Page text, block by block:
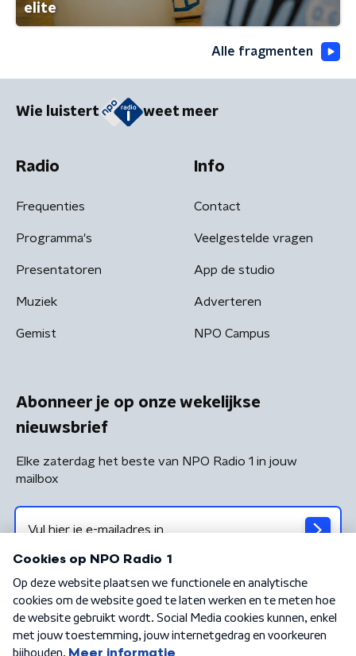
elite
Alle fragmenten
Wie luistert weet meer
Radio
Frequenties
Programma's
Presentatoren
Muziek
Gemist
Info
Contact
Veelgestelde vragen
App de studio
Adverteren
NPO Campus
Abonneer je op onze wekelijkse
nieuwsbrief
Elke zaterdag het beste van NPO Radio 1 in jouw
mailbox
Algemene voorwaarden Privacybeleid